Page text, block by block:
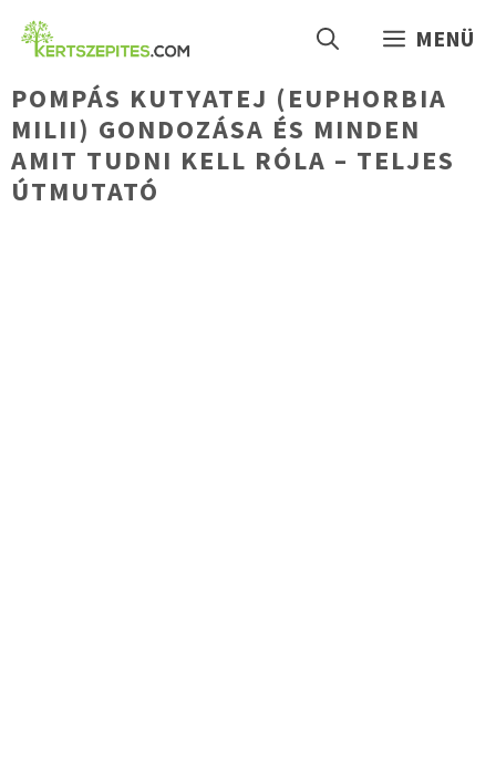
Kilépés
MENÜ
POMPÁS KUTYATEJ (EUPHORBIA
MILII) GONDOZÁSA ÉS MINDEN
AMIT TUDNI KELL RÓLA – TELJES
ÚTMUTATÓ